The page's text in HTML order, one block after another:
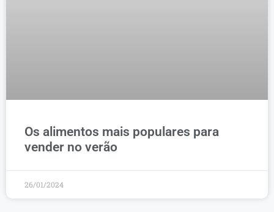
Os alimentos mais populares para
vender no verão
26/01/2024